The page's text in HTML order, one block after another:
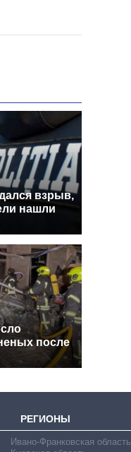
взрыв,
нашли
после
РЕГИОНЫ
Ивано-Франковская область